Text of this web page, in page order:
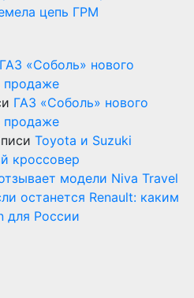
цепь ГРМ
ГАЗ «Соболь» нового
продаже
ГАЗ «Соболь» нового
продаже
Toyota и Suzuki
кроссовер
модели Niva Travel
останется Renault: каким
для России